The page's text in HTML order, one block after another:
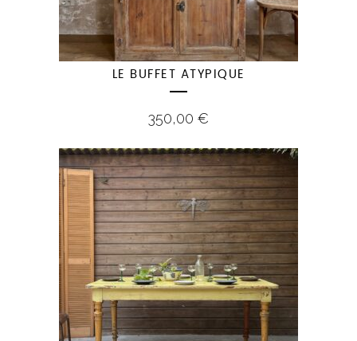
LE BUFFET ATYPIQUE
350,00 €